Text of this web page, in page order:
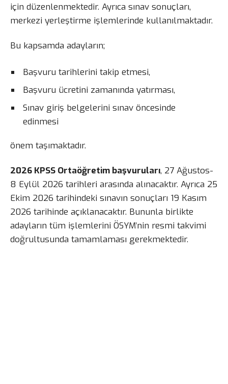
için düzenlenmektedir. Ayrıca sınav sonuçları,
merkezi yerleştirme işlemlerinde kullanılmaktadır.
Bu kapsamda adayların;
Başvuru tarihlerini takip etmesi,
Başvuru ücretini zamanında yatırması,
Sınav giriş belgelerini sınav öncesinde
edinmesi
önem taşımaktadır.
2026 KPSS Ortaöğretim başvuruları, 27 Ağustos-
8 Eylül 2026 tarihleri arasında alınacaktır. Ayrıca 25
Ekim 2026 tarihindeki sınavın sonuçları 19 Kasım
2026 tarihinde açıklanacaktır. Bununla birlikte
adayların tüm işlemlerini ÖSYM’nin resmi takvimi
doğrultusunda tamamlaması gerekmektedir.